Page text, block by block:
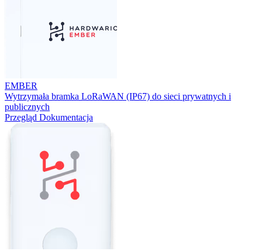
EMBER
Wytrzymała bramka LoRaWAN (IP67) do sieci prywatnych i
publicznych
Przegląd Dokumentacja